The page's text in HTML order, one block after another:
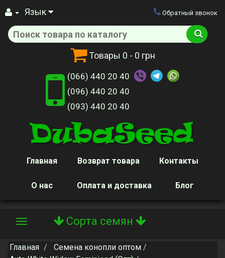
Язык
Товары 0 - 0 грн
Обратный звонок
(066) 440 20 40
(096) 440 20 40
(093) 440 20 40
Главная Возврат товара Контакты
О нас Оплата и доставка Блог
Сорта семян
Toggle
Главная
Семена конопли оптом